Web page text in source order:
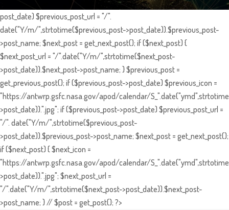
post_date) $previous_post_url = "/".
date("Y/m/",strtotime($previous_post->post_date)).$previous_post-
>post_name; $next_post = get_next_post(); if ($next_post) {
$next_post_url = "/".date("Y/m/",strtotime($next_post-
>post_date)).$next_post->post_name; } $previous_post =
get_previous_post(); if ($previous_post->post_date) $previous_icon =
"https://antwrp.gsfc.nasa.gov/apod/calendar/
>post_date)).".jpg"; if ($previous_post->post_date) $previous_post_url =
"/". date("Y/m/",strtotime($previous_post-
>post_date)).$previous_post->post_name; $next_post = get_next_post();
if ($next_post) { $next_icon =
"https://antwrp.gsfc.nasa.gov/apod/calendar/
>post_date)).".jpg"; $next_post_url =
"/".date("Y/m/",strtotime($next_post->post_date)).$next_post-
>post_name; } // $post = get_post(); ?>